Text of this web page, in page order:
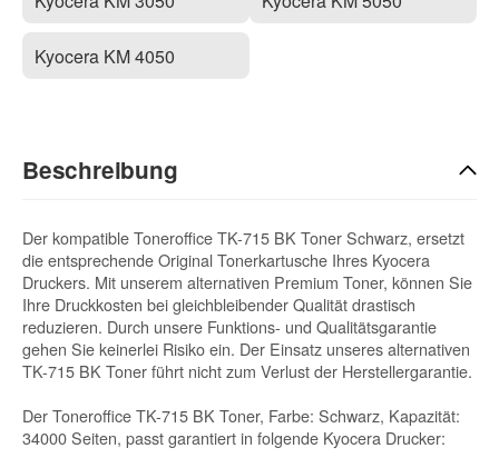
Kyocera KM 4050
Beschreibung
Der kompatible Toneroffice TK-715 BK Toner Schwarz, ersetzt
die entsprechende Original Tonerkartusche Ihres Kyocera
Druckers. Mit unserem alternativen Premium Toner, können Sie
Ihre Druckkosten bei gleichbleibender Qualität drastisch
reduzieren. Durch unsere Funktions- und Qualitätsgarantie
gehen Sie keinerlei Risiko ein. Der Einsatz unseres alternativen
TK-715 BK Toner führt nicht zum Verlust der Herstellergarantie.
Der Toneroffice TK-715 BK Toner, Farbe: Schwarz, Kapazität:
34000 Seiten, passt garantiert in folgende Kyocera Drucker: